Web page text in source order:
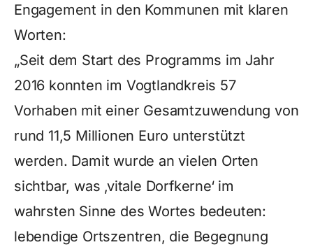
Engagement in den Kommunen mit klaren
Worten:
„Seit dem Start des Programms im Jahr
2016 konnten im Vogtlandkreis 57
Vorhaben mit einer Gesamtzuwendung von
rund 11,5 Millionen Euro unterstützt
werden. Damit wurde an vielen Orten
sichtbar, was ‚vitale Dorfkerne‘ im
wahrsten Sinne des Wortes bedeuten:
lebendige Ortszentren, die Begegnung